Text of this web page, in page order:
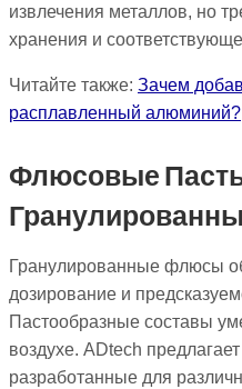
извлечения металлов, но
хранения и
Читайте также: Зачем
расплавленный алюминий?
Флюсовые
Гранулированные флюсы
дозирование и
Пастообразные составы
воздухе. ADtech
разработанные для